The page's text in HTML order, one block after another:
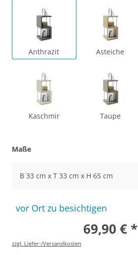
Anthrazit Asteiche
Kaschmir Taupe
Maße
B 33 cm x T 33 cm x H 65 cm
vor Ort zu besichtigen
69,90 € *
zzgl. Liefer-/Versandkosten